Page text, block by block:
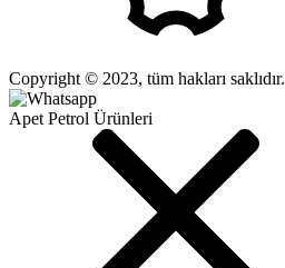
Copyright © 2023, tüm hakları saklıdır.
Apet Petrol Ürünleri